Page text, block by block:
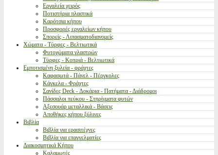
Εργαλεία χειρός
Ποτιστήρια πλαστικά
Καρότσια κήπου
Προσφορές εργαλείων κήπου
Σπορείς - Λιπασματοδιανομείς
Χώματα - Τύρφες - Βελτιωτικά
Φυτοχώματα γλαστρών
Τύρφες - Κοπριά - Βελτιωτικά
Εμποτισμένη ξυλεία - φράχτες
Καφασωτά - Πάνελ - Πέργκολες
Κάγκελα - Φράχτες
Σανίδες Deck - Δοκάρια - Πατήματα - Διάδρομοι
Πάσσαλοι πεύκου - Στηρίγματα φυτών
Αξεσουάρ μεταλλικά - Βάσεις
Αποθήκες κήπου ξύλινες
Βιβλία
Βιβλία για ερασιτέχνες
Βιβλία για επαγγελματίες
Διακοσμητικά Κήπου
Καλαμωτές